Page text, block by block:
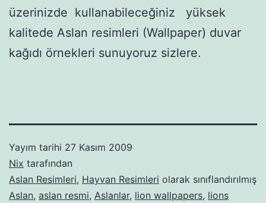
üzerinizde kullanabileceğiniz yüksek
kalitede Aslan resimleri (Wallpaper) duvar
kağıdı örnekleri sunuyoruz sizlere.
Yayım tarihi 27 Kasım 2009
Nix tarafından
Aslan Resimleri, Hayvan Resimleri olarak sınıflandırılmış
Aslan, aslan resmi, Aslanlar, lion wallpapers, lions